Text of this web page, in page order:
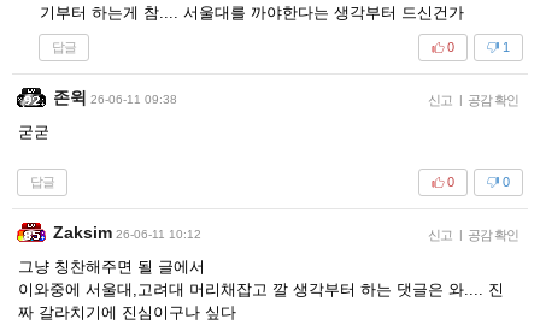
기부터 하는게 참.... 서울대를 까야한다는 생각부터 드신건가
답글 1
0
존윅 26-06-11 09:38 신고 | 공감 확인
굳굳
답글 0
0
Zaksim 26-06-11 10:12 신고 | 공감 확인
그냥 칭찬해주면 될 글에서
이와중에 서울대,고려대 머리채잡고 깔 생각부터 하는 댓글은 와.... 진
짜 갈라치기에 진심이구나 싶다